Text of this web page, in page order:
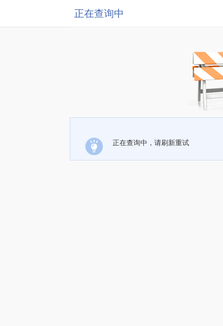
正在查询中
正在查询中，请刷新重试